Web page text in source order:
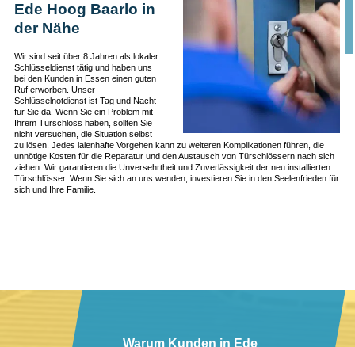
Ede Hoog Baarlo in
der Nähe
Wir sind seit über 8 Jahren als lokaler
Schlüsseldienst tätig und haben uns
bei den Kunden in Essen einen guten
Ruf erworben. Unser
Schlüsselnotdienst ist Tag und Nacht
für Sie da! Wenn Sie ein Problem mit
Ihrem Türschloss haben, sollten Sie
nicht versuchen, die Situation selbst
zu lösen. Jedes laienhafte Vorgehen kann zu weiteren Komplikationen führen, die
unnötige Kosten für die Reparatur und den Austausch von Türschlössern nach sich
ziehen. Wir garantieren die Unversehrtheit und Zuverlässigkeit der neu installierten
Türschlösser. Wenn Sie sich an uns wenden, investieren Sie in den Seelenfrieden für
sich und Ihre Familie.
Warum Kunden in Ede